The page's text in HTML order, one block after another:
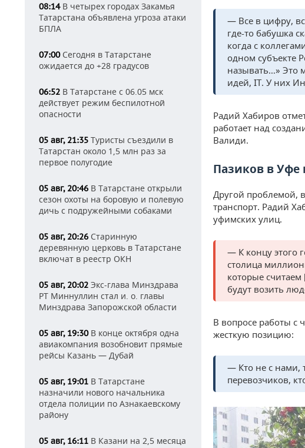
08:14В четырех городах Закамья
Татарстана объявлена угроза атаки
БПЛА
07:00Сегодня в Татарстане
ожидается до +28 градусов
06:52 В Татарстане с 06.05 мск
действует режим беспилотной
опасности
05 авг, 21:35 Туристы съездили в
Татарстан около 1,5 млн раз за
первое полугодие
05 авг, 20:46 В Татарстане открыли
сезон охоты на боровую и полевую
дичь с подружейными собаками
05 авг, 20:26 Старинную
деревянную церковь в Татарстане
включат в реестр ОКН
05 авг, 20:02 Экс-глава Минздрава
РТ Миннуллин стал и. о. главы
Минздрава Запорожской области
05 авг, 19:30В конце октября одна
авиакомпания возобновит прямые
рейсы Казань — Дубай
05 авг, 19:01 В Татарстане
назначили нового начальника
отдела полиции по Азнакаевскому
району
05 авг, 16:11 В Казани на 2,5 месяца
— Все в цифру,
где-то бабушка
когда с
одном субъекте
называть…» Это
идей, IT. У них
Радий Хабиров
работает над
Валиди.
Пазиков в Уфе
Другой проблемой,
транспорт. Радий
уфимских улиц.
— К концу этого
столица
которые
будут возить
В вопросе работы с
жесткую позицию:
— Кто не с нами,
перевозчиков,